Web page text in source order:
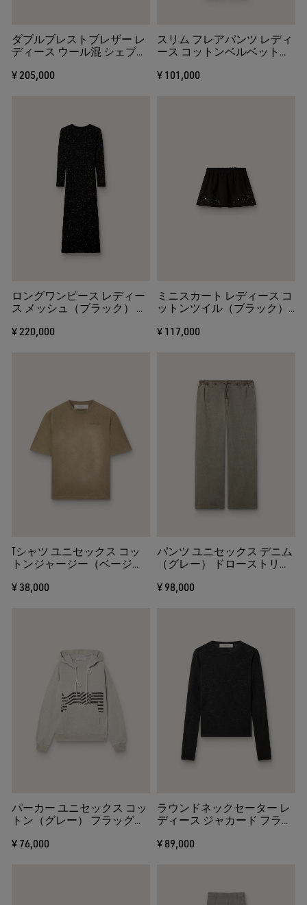
ダブルブレストブレザー レ
ディース ウール混 シェブロ
¥ 205,000
スリム フレアパンツ レディ
ース コットンベルベット
¥ 101,000
ロングワンピース レディー
ス メッシュ（ブラック） ス
¥ 220,000
ミニスカート レディース コ
ットンツイル（ブラック）
ブロイダリー
¥ 117,000
Tシャツ ユニセックス コッ
トンジャージー（ベージ
¥ 38,000
パンツ ユニセックス デニム
（グレー） ドローストリン
¥ 98,000
パーカー ユニセックス コッ
トン（グレー） フラッグプ
¥ 76,000
ラウンドネックセーター レ
ディース ジャカード フラワ
¥ 89,000